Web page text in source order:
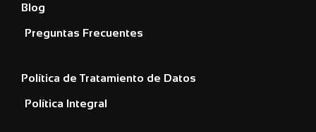
Blog
Preguntas Frecuentes
Política de Tratamiento de Datos
Política Integral